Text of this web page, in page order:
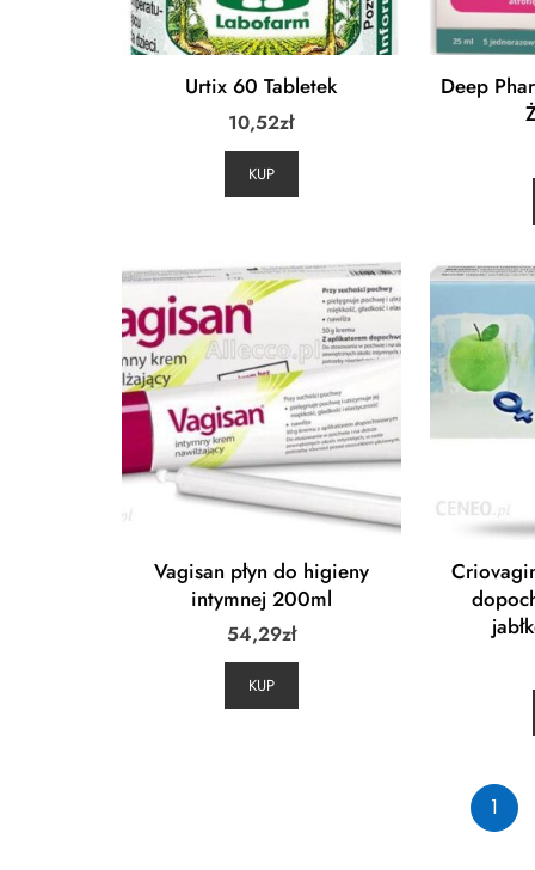
Urtix 60 Tabletek
10,52zł
KUP
Deep
Vagisan płyn do higieny
intymnej 200ml
54,29zł
KUP
1